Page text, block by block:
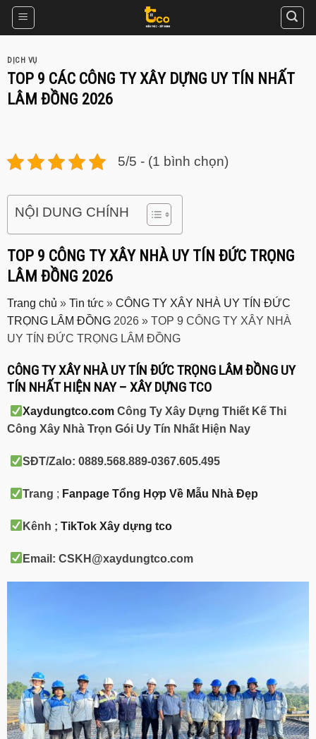
Skip
DỊCH VỤ
TOP 9 CÁC CÔNG TY XÂY DỰNG UY TÍN NHẤT
LÂM ĐỒNG 2026
5/5 - (1 bình chọn)
NỘI DUNG CHÍNH
TOP 9 CÔNG TY XÂY NHÀ UY TÍN ĐỨC TRỌNG
LÂM ĐỒNG 2026
Trang chủ » Tin tức » CÔNG TY XÂY NHÀ UY TÍN ĐỨC
TRỌNG LÂM ĐỒNG 2026 » TOP 9 CÔNG TY XÂY NHÀ
UY TÍN ĐỨC TRỌNG LÂM ĐỒNG
CÔNG TY XÂY NHÀ UY TÍN ĐỨC TRỌNG LÂM ĐỒNG UY
TÍN NHẤT HIỆN NAY – XÂY DỰNG TCO
Xaydungtco.com Công Ty Xây Dựng Thiết Kế Thi
Công Xây Nhà Trọn Gói Uy Tín Nhất Hiện Nay
SĐT/Zalo: 0889.568.889-0367.605.495
Trang ; Fanpage Tổng Hợp Về Mẫu Nhà Đẹp
Kênh ;TikTok Xây dựng tco
Email:CSKH@xaydungtco.com